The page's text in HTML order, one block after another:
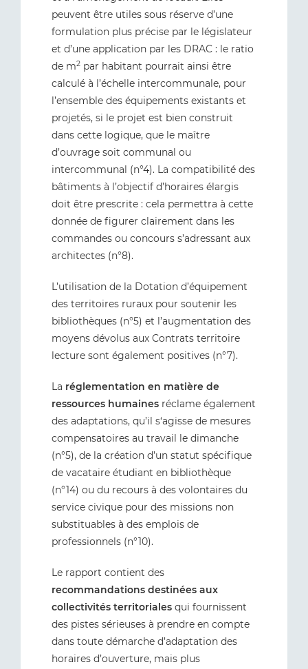
peuvent être utiles sous réserve d’une
formulation plus précise par le législateur
et d’une application par les DRAC : le ratio
de m2 par habitant pourrait ainsi être
calculé à l’échelle intercommunale, pour
l’ensemble des équipements existants et
projetés, si le projet est bien construit
dans cette logique, que le maître
d’ouvrage soit communal ou
intercommunal (n°4). La compatibilité des
bâtiments à l’objectif d’horaires élargis
doit être prescrite : cela permettra à cette
donnée de figurer clairement dans les
commandes ou concours s’adressant aux
architectes (n°8).
L’utilisation de la Dotation d’équipement
des territoires ruraux pour soutenir les
bibliothèques (n°5) et l’augmentation des
moyens dévolus aux Contrats territoire
lecture sont également positives (n°7).
La réglementation en matière de
ressources humaines réclame également
des adaptations, qu’il s‘agisse de mesures
compensatoires au travail le dimanche
(n°5), de la création d’un statut spécifique
de vacataire étudiant en bibliothèque
(n°14) ou du recours à des volontaires du
service civique pour des missions non
substituables à des emplois de
professionnels (n°10).
Le rapport contient des
recommandations destinées aux
collectivités territoriales qui fournissent
des pistes sérieuses à prendre en compte
dans toute démarche d’adaptation des
horaires d’ouverture, mais plus